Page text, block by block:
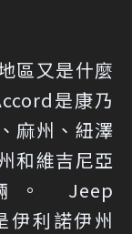
區又是什麼
是康乃
麻州、紐澤
和維吉尼亞
。 Jeep
伊利諾伊州